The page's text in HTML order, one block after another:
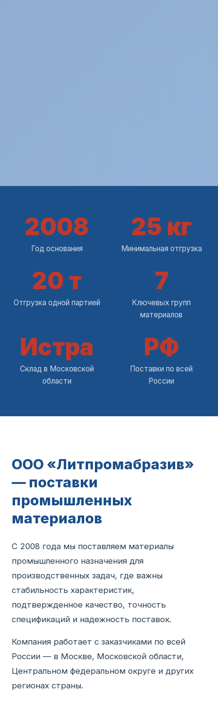
2008
Год основания
25 кг
Минимальная отгрузка
20 т
Отгрузка одной партией
7
Ключевых групп
материалов
Истра
Склад в Московской
области
РФ
Поставки по всей
России
ООО «Литпромабразив»
— поставки
промышленных
материалов
С 2008 года мы поставляем материалы
промышленного назначения для
производственных задач, где важны
стабильность характеристик,
подтвержденное качество, точность
спецификаций и надежность поставок.
Компания работает с заказчиками по всей
России — в Москве, Московской области,
Центральном федеральном округе и других
регионах страны.